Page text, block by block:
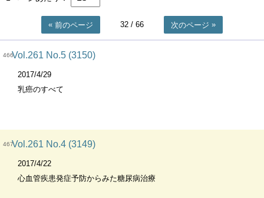
前のページ 32 / 66 次のページ
466Vol.261 No.5 (3150)
2017/4/29
乳癌のすべて
467Vol.261 No.4 (3149)
2017/4/22
心血管疾患発症予防からみた糖尿病治療